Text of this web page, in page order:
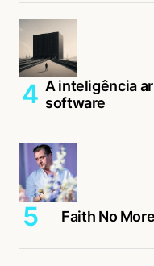
A inteligência
software
Faith No